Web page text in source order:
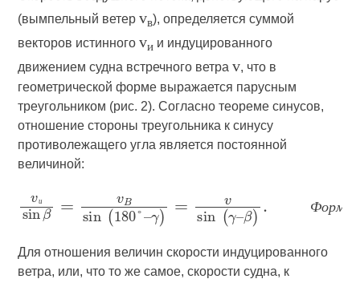
(вымпельный ветерvв), определяется суммой
векторов истинногоvи и индуцированного
движением судна встречного ветраv, что в
геометрической форме выражается парусным
треугольником (рис. 2). Согласно теореме синусов,
отношение стороны треугольника к синусу
противолежащего угла является постоянной
величиной:
Ф орм
Для отношения величин скорости индуцированного
ветра, или, что то же самое, скорости судна, к